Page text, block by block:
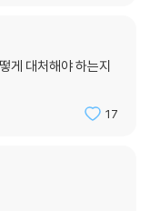
남에 투자하지 않았다
』는 ‘세상에서 가장 값
다. 반도체, 5G, 자율주
게 대처해야 하는지
17